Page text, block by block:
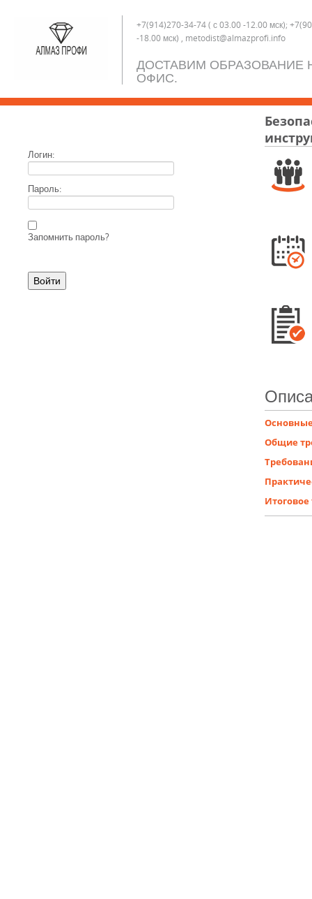
+7(914)270-34-74 ( с 03.00 -12.00 мск);
-18.00 мск) , metodist@almazprofi.info
ДОСТАВИМ ОБРАЗОВАНИЕ
ОФИС.
Логин:
Пароль:
Запомнить пароль?
Общие